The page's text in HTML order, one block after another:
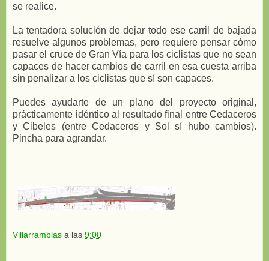
se realice.
La tentadora solución de dejar todo ese carril de bajada
resuelve algunos problemas, pero requiere pensar cómo
pasar el cruce de Gran Vía para los ciclistas que no sean
capaces de hacer cambios de carril en esa cuesta arriba
sin penalizar a los ciclistas que sí son capaces.
Puedes ayudarte de un plano del proyecto original,
prácticamente idéntico al resultado final entre Cedaceros
y Cibeles (entre Cedaceros y Sol sí hubo cambios).
Pincha para agrandar.
Villarramblas a las 9:00